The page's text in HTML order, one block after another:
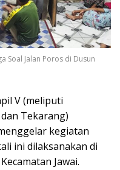
Soal Jalan Poros di Dusun
V (meliputi
dan Tekarang)
kegiatan
ini dilaksanakan di
Jawai.